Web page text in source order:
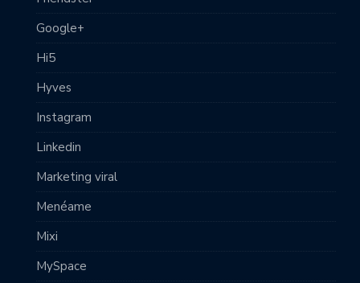
Google+
Hi5
Hyves
Instagram
Linkedin
Marketing viral
Menéame
Mixi
MySpace